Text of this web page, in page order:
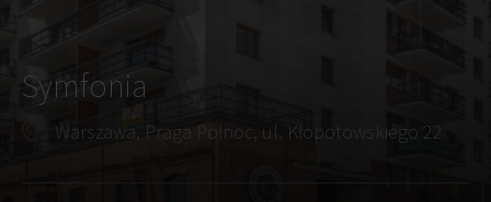
Symfonia
Warszawa, Praga Północ, ul. Kłopotowskiego 22